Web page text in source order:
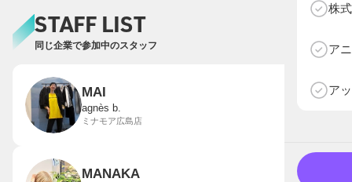
株
ア
ア
STAFF LIST
同じ企業で参加中のスタッフ
MAI
agnès b.
ミナモア広島店
MANAKA